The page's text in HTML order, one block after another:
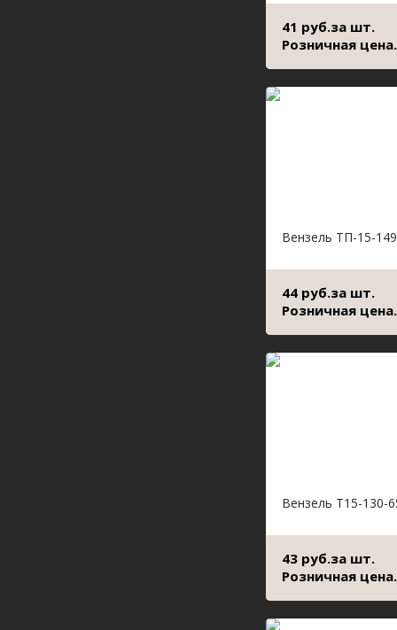
41 руб.за шт.
Розничная цена.
Вензель ТП-15-
44 руб.за шт.
Розничная цена.
Вензель Т15-130-
43 руб.за шт.
Розничная цена.